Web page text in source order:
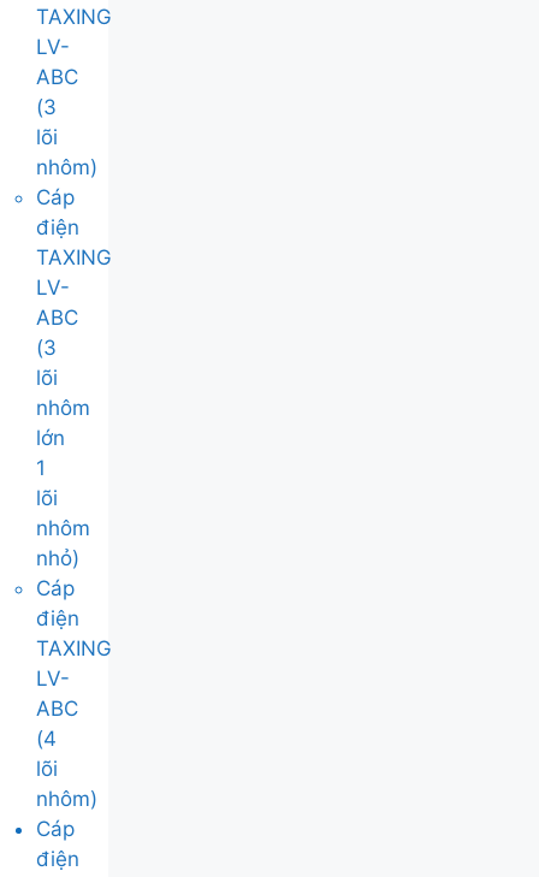
TAXING
LV-
ABC
(3
lõi
nhôm)
Cáp
điện
TAXING
LV-
ABC
(3
lõi
nhôm
lớn
1
lõi
nhôm
nhỏ)
Cáp
điện
TAXING
LV-
ABC
(4
lõi
nhôm)
Cáp
điện